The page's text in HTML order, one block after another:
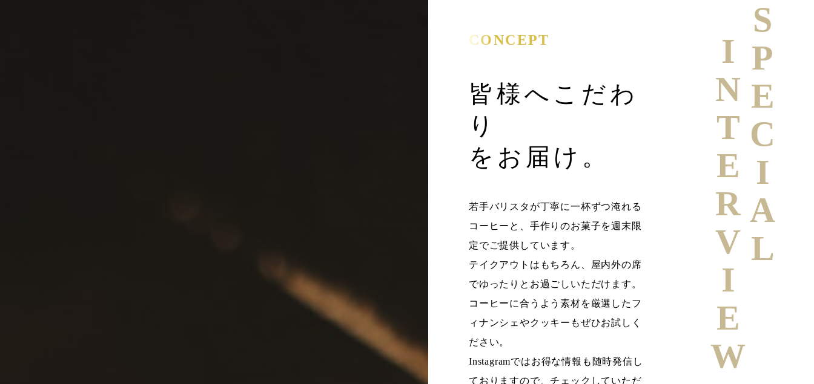
CONCEPT
皆様へこだわ
り
をお届け。
若手バリスタが丁寧に一杯ずつ淹れる
コーヒーと、手作りのお菓子を週末限
定でご提供しています。
テイクアウトはもちろん、屋内外の席
でゆったりとお過ごしいただけます。
コーヒーに合うよう素材を厳選したフ
ィナンシェやクッキーもぜひお試しく
ださい。
Instagramではお得な情報も随時発信し
ておりますので、チェックしていただ
SPECIAL
INTERVIEW